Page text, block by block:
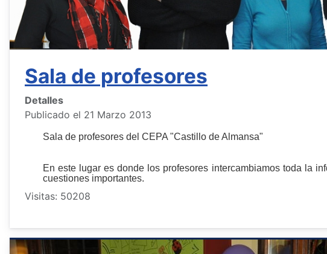
Sala de profesores
Detalles
Publicado el 21 Marzo 2013
Sala de profesores del CEPA "Castillo de Almansa"
En este lugar es donde los profesores intercambiamos toda la
cuestiones importantes.
Visitas: 50208